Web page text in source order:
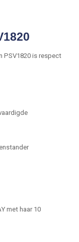
PSV1820 is respect
met haar 10